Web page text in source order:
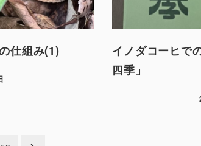
仕組み(1)
イノダコーヒで
四季」